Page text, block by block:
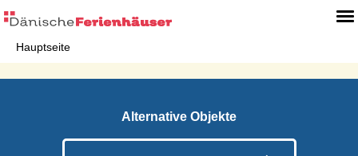
Hauptseite
Alternative Objekte